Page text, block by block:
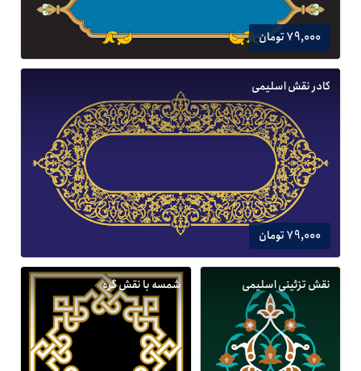
79,000 تومان
کادر نقش اسلیمی
79,000 تومان
نقش تزئینی اسلیمی شمسه با نقش گره